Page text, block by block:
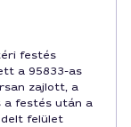
festés
a 95833-as
zajlott, a
a festés után a
felület